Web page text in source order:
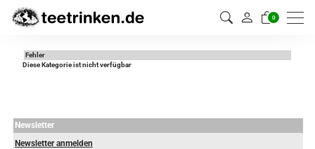
0
Fehler
Diese Kategorie ist nicht verfügbar
Newsletter
Newsletter anmelden